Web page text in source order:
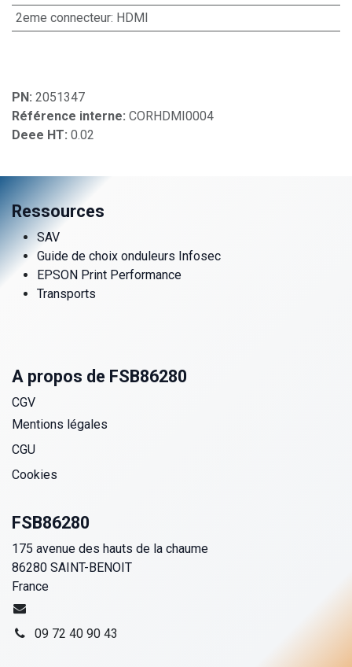
2eme connecteur: HDMI
PN: 2051347
Référence interne: CORHDMI0004
Deee HT: 0.02
Ressources
SAV
Guide de choix onduleurs Infosec
EPSON Print Performance
Transports
A propos de FSB86280
CGV
Mentions légales
CGU
Cookies
FSB86280
175 avenue des hauts de la chaume
86280 SAINT-BENOIT
France
09 72 40 90 43